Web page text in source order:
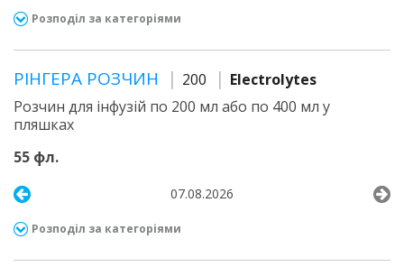
Розподіл за категоріями
РІНГЕРА РОЗЧИН 200
Electrolytes
Розчин для інфузій по 200 мл або по 400 мл у
пляшках
55 фл.
07.08.2026
Розподіл за категоріями